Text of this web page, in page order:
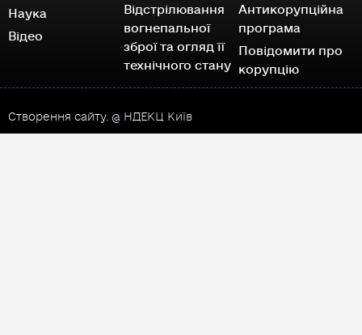
Наука
Відео
Відстрілювання
вогнепальної
зброї та огляд її
технічного стану
Антикорупційна
програма
Повідомити про
корупцію
Створення сайту. @ НДЕКЦ Київ